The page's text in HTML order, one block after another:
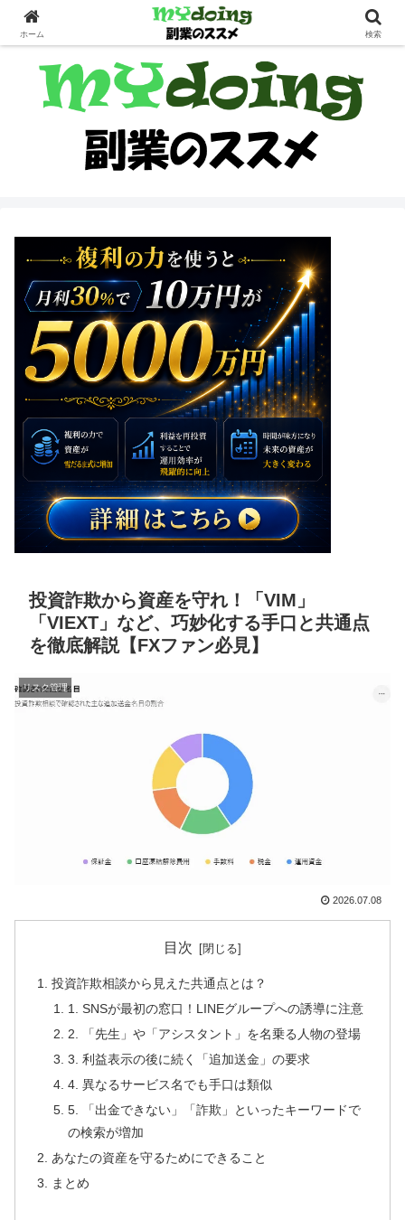
副業界隈
投資詐欺から資産を守れ！「VIM」
「VIEXT」など、巧妙化する手口と共通点
を徹底解説【FXファン必見】
リスク管理
2026.07.08
目次
投資詐欺相談から見えた共通点とは？
1. SNSが最初の窓口！LINEグループへの誘導に注意
2. 「先生」や「アシスタント」を名乗る人物の登場
3. 利益表示の後に続く「追加送金」の要求
4. 異なるサービス名でも手口は類似
5. 「出金できない」「詐欺」といったキーワードで
の検索が増加
あなたの資産を守るためにできること
まとめ
ホーム 検索